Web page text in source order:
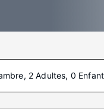
2 Adultes, 0